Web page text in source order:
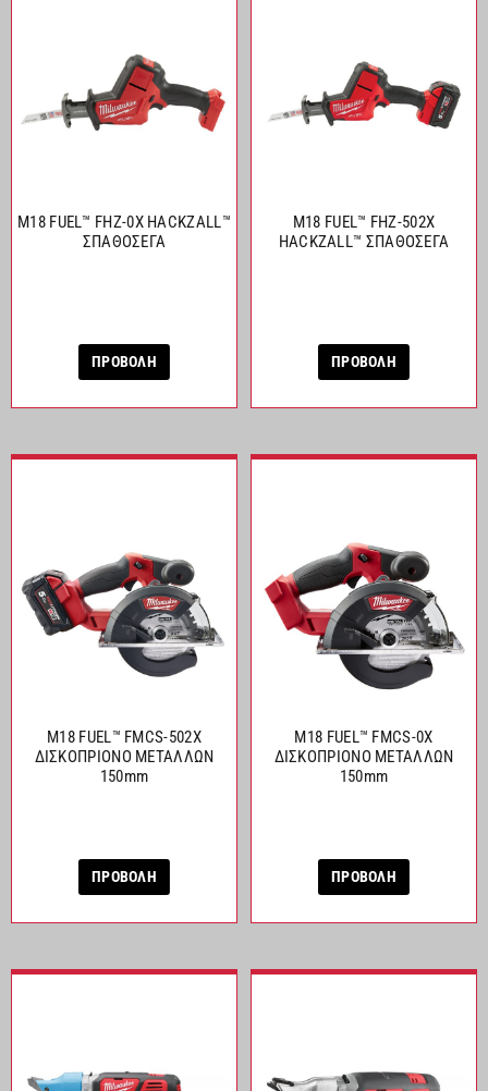
M18 FUEL™ FHZ-0X HACKZALL™
ΣΠΑΘΟΣΕΓΑ
ΠΡΟΒΟΛΗ
M18 FUEL™ FHZ-502X
HACKZALL™ ΣΠΑΘΟΣΕΓΑ
ΠΡΟΒΟΛΗ
M18 FUEL™ FMCS-502X
ΔΙΣΚΟΠΡΙΟΝΟ ΜΕΤΑΛΛΩΝ
150mm
ΠΡΟΒΟΛΗ
M18 FUEL™ FMCS-0X
ΔΙΣΚΟΠΡΙΟΝΟ ΜΕΤΑΛΛΩΝ
150mm
ΠΡΟΒΟΛΗ